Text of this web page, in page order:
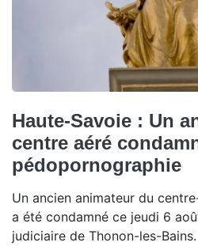
Haute-Savoie : Un
centre aéré
pédopornographie
Un ancien animateur du
a été condamné ce jeudi 6
judiciaire de Thonon-les-Bains.